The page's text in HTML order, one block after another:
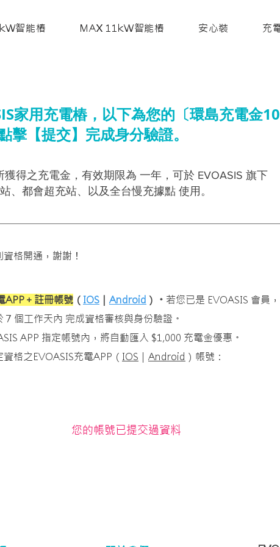
智能樁 MAX 11kW智能樁 安心裝 充
家用充電樁，以下為您的〔環島充電金
擊【提交】完成身分驗證。
獲得之充電金，有效期限為 一年，可於 EVOASIS 旗下
、都會超充站、以及全台慢充據點 使用。
格開通，謝謝！
APP＋註冊帳號 （ IOS ｜ Android ）。 若您已是 EVOASIS 會員
7 個工作天內 完成資格審核與身份驗證。
APP 指定帳號內，將自動匯入 $1,000 充電金優惠。
格之EVOASIS充電APP（ IOS ｜ Android ）帳號：
您的帳號已提交過資料